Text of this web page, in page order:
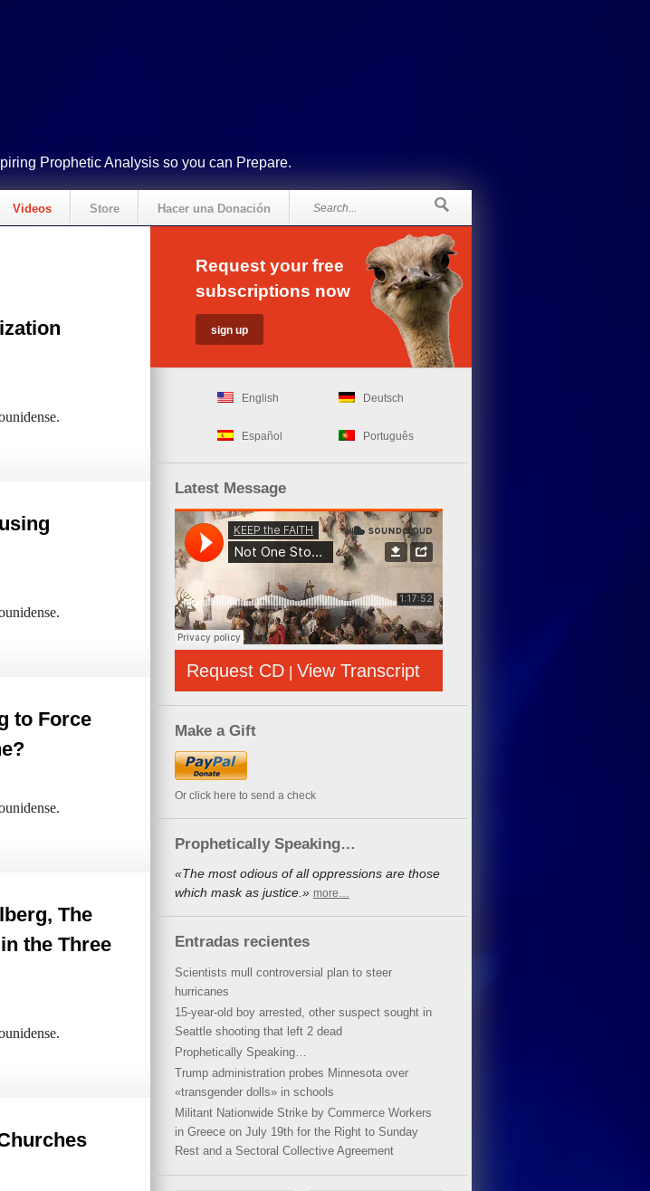
Prophetic Analysis so you can Prepare.
Videos Store Hacer una Donación
to Force
The
the Three
Request your free
subscriptions now
English Deutsch
Español Português
Latest Message
Request CD | View Transcript
Make a Gift
Or click here to send a check
Prophetically Speaking…
«The most odious of all oppressions are those
which mask as justice.» more…
Entradas recientes
Scientists mull controversial plan to steer
hurricanes
15-year-old boy arrested, other suspect sought in
Seattle shooting that left 2 dead
Prophetically Speaking…
Trump administration probes Minnesota over
«transgender dolls» in schools
Militant Nationwide Strike by Commerce Workers
in Greece on July 19th for the Right to Sunday
Rest and a Sectoral Collective Agreement